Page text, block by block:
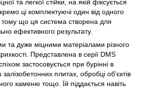
та легкої стійки, на якій фіксується
ці комплектуючі один від одного
тому що ця система створена для
ефективного результату.
та дуже міцними матеріалами різного
Представлена в серії DMS
застосовується при бурінні в
плитах, обробці об'єктів
каменю тощо. Їй піддається навіть